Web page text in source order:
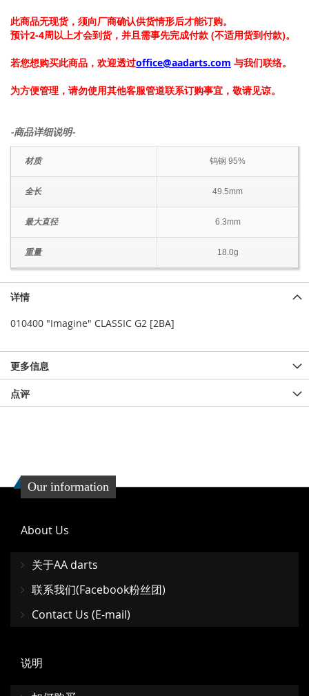
此商品无现货，须向厂商确认供货情形后才能订购。
预计2-4周以上才会到货，并且需事先完成付款 (不适用货到付款)。
若您想购买此商品，欢迎透过office@aadarts.com 与我们联络。
为方便管理，请勿使用其他客服管道联系订购事宜，敬请见谅。
-商品详细说明-
材质 钨钢 95%
全长 49.5mm
最大直径 6.3mm
重量 18.0g
详情
010400 "Imagine" CLASSIC G2 [2BA]
更多信息
点评
Our information
About Us
关于AA darts
联系我们(Facebook粉丝团)
Contact Us (E-mail)
说明